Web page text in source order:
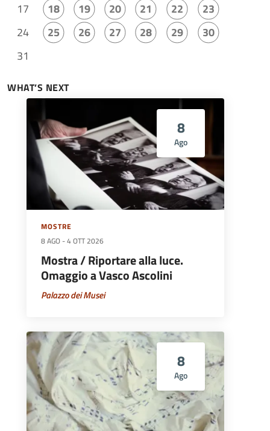
17
18 19 20 21 22
23
24
25 26 27 28 29
30
31
WHAT’S NEXT
8
Ago
MOSTRE
8 AGO -4 OTT 2026
Mostra / Riportare alla luce.
Omaggio a Vasco Ascolini
Palazzo dei Musei
8
Ago